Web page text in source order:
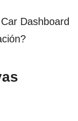
Dashboard